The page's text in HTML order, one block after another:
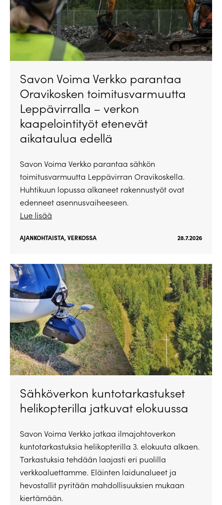
Savon Voima Verkko parantaa
Oravikosken toimitusvarmuutta
Leppävirralla – verkon
kaapelointityöt etenevät
aikataulua edellä
Savon Voima Verkko parantaa sähkön
toimitusvarmuutta Leppävirran Oravikoskella.
Huhtikuun lopussa alkaneet rakennustyöt ovat
edenneet asennusvaiheeseen.
Lue lisää
AJANKOHTAISTA,VERKOSSA 28.7.2026
Sähköverkon kuntotarkastukset
helikopterilla jatkuvat elokuussa
Savon Voima Verkko jatkaa ilmajohtoverkon
kuntotarkastuksia helikopterilla 3. elokuuta alkaen.
Tarkastuksia tehdään laajasti eri puolilla
verkkoaluettamme. Eläinten laidunalueet ja
hevostallit pyritään mahdollisuuksien mukaan
kiertämään.